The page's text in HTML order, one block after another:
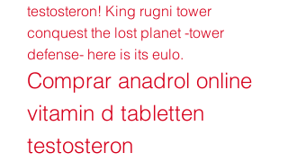
testosteron! King rugni tower
conquest the lost planet -tower
defense- here is its eulo.
Comprar anadrol online
vitamin d tabletten
testosteron